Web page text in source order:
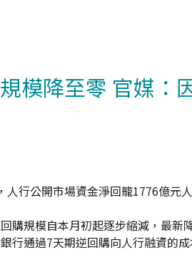
模降至零 官媒：
行公開市場資金淨回籠1776億元
購規模自本月初起逐步縮減，最
行通過7天期逆回購向人行融資的成